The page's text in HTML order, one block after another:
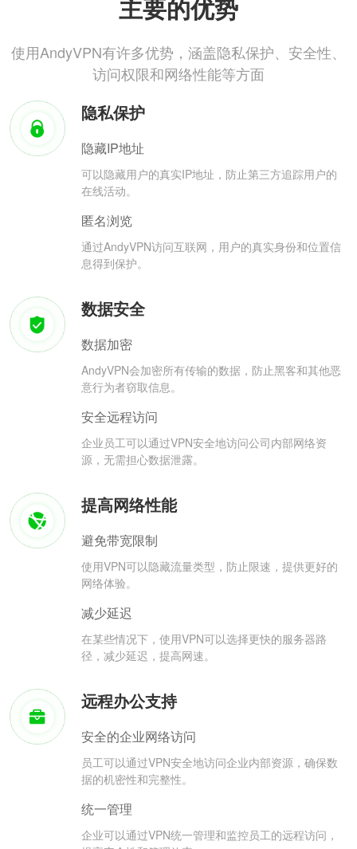
主要的优势
使用AndyVPN有许多优势，涵盖隐私保护、安全性、
访问权限和网络性能等方面
隐私保护
隐藏IP地址
可以隐藏用户的真实IP地址，防止第三方追踪用户的
在线活动。
匿名浏览
通过AndyVPN访问互联网，用户的真实身份和位置信
息得到保护。
数据安全
数据加密
AndyVPN会加密所有传输的数据，防止黑客和其他恶
意行为者窃取信息。
安全远程访问
企业员工可以通过VPN安全地访问公司内部网络资
源，无需担心数据泄露。
提高网络性能
避免带宽限制
使用VPN可以隐藏流量类型，防止限速，提供更好的
网络体验。
减少延迟
在某些情况下，使用VPN可以选择更快的服务器路
径，减少延迟，提高网速。
远程办公支持
安全的企业网络访问
员工可以通过VPN安全地访问企业内部资源，确保数
据的机密性和完整性。
统一管理
企业可以通过VPN统一管理和监控员工的远程访问，